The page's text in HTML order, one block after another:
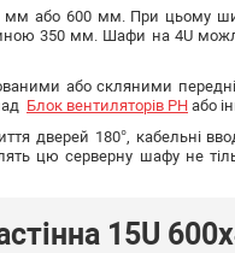
мм або 600 мм. При цьому
350 мм. Шафи на 4U
або скляними
Блок вентиляторів РН або
дверей 180°, кабельні
цю серверну шафу не
15U